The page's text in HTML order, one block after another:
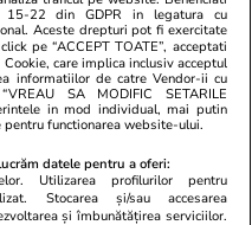
Colecții Libertatea
nr. 821/25.09.2025.
minorilor.
drepturile rezervate
22 din GDPR in legatura cu
Aceste drepturi pot fi exercitate
pe “ACCEPT TOATE”, acceptati
care implica inclusiv acceptul
informatiilor de catre Vendor-ii cu
SA MODIFIC SETARILE
in mod individual, mai putin
functionarea website-ului.
datele pentru a oferi:
Utilizarea profilurilor pentru
Stocarea și/sau accesarea
și îmbunătățirea serviciilor.